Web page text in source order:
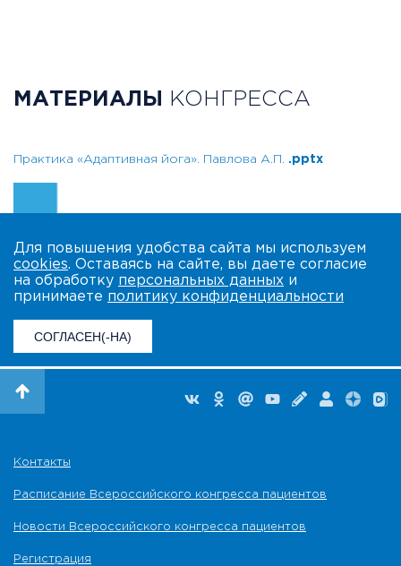
МАТЕРИАЛЫ КОНГРЕССА
Практика «Адаптивная йога». Павлова А.П. .pptx
Для повышения удобства сайта мы используем
cookies. Оставаясь на сайте, вы даете согласие
на обработку персональных данных и
принимаете политику конфиденциальности
СОГЛАСЕН(-НА)
Контакты
Расписание Всероссийского конгресса пациентов
Новости Всероссийского конгресса пациентов
Регистрация